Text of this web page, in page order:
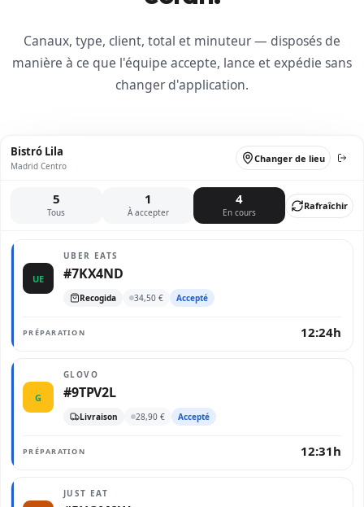
Canaux, type, client, total et minuteur — disposés de
manière à ce que l'équipe accepte, lance et expédie sans
changer d'application.
Bistró Lila
Madrid Centro
Changer de lieu
5
Tous
1
À accepter
4
En cours
Rafraîchir
UE
UBER EATS
#7KX4ND
Recogida 34,50 € Accepté
PRÉPARATION 12:24h
G
GLOVO
#9TPV2L
Livraison 28,90 € Accepté
PRÉPARATION 12:31h
JUST EAT